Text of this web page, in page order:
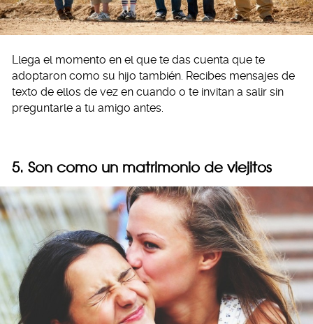
Llega el momento en el que te das cuenta que te
adoptaron como su hijo también. Recibes mensajes de
texto de ellos de vez en cuando o te invitan a salir sin
preguntarle a tu amigo antes.
5. Son como un matrimonio de viejitos